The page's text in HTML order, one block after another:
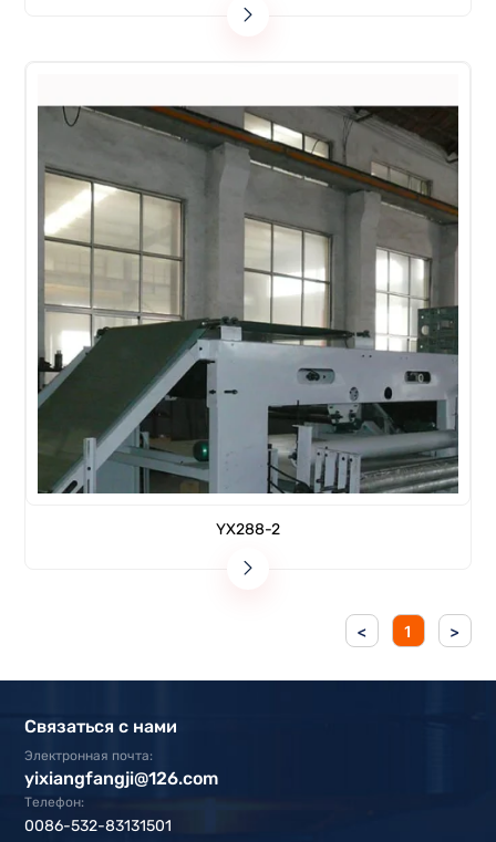
YX288-2
< 1 >
Связаться с нами
Электронная почта:
yixiangfangji@126.com
Телефон:
0086-532-83131501